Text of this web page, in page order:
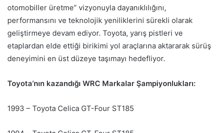
otomobiller üretme” vizyonuyla dayanıklılığını,
performansını ve teknolojik yeniliklerini sürekli olarak
geliştirmeye devam ediyor. Toyota, yarış pistleri ve
etaplardan elde ettiği birikimi yol araçlarına aktararak sürüş
deneyimini en üst düzeye taşımayı hedefliyor.
Toyota’nın kazandığı WRC Markalar Şampiyonlukları:
1993 – Toyota Celica GT-Four ST185